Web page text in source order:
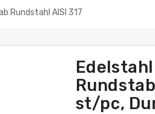
Rundstahl AISI 317
st/pc,